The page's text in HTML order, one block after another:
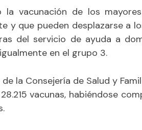
la vacunación de los
y que pueden desplazarse a
del servicio de ayuda a
en el grupo 3.
la Consejería de Salud y
vacunas, habiéndose